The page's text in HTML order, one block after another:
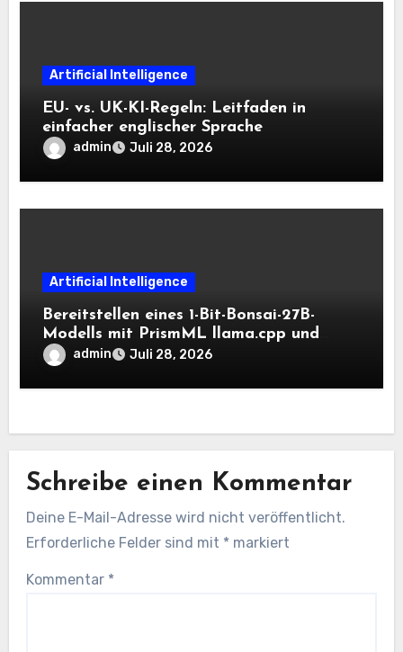
Artificial Intelligence
EU- vs. UK-KI-Regeln: Leitfaden in
einfacher englischer Sprache
admin Juli 28, 2026
Artificial Intelligence
Bereitstellen eines 1-Bit-Bonsai-27B-
Modells mit PrismML llama.cpp und
OpenAI-kompatiblen lokalen Inferenz-
admin Juli 28, 2026
Schreibe einen Kommentar
Deine E-Mail-Adresse wird nicht veröffentlicht.
Erforderliche Felder sind mit * markiert
Kommentar *